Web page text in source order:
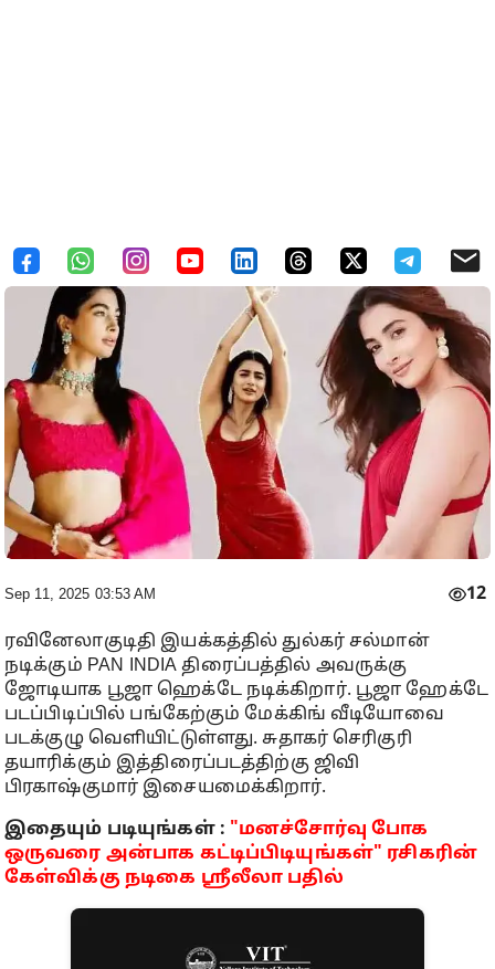
Sep 11, 2025 03:53 AM 12
ரவினேலாகுடிதி இயக்கத்தில் துல்கர் சல்மான்
நடிக்கும் PAN INDIA திரைப்பத்தில் அவருக்கு
ஜோடியாக பூஜா ஹெக்டே நடிக்கிறார். பூஜா ஹேக்டே
படப்பிடிப்பில் பங்கேற்கும் மேக்கிங் வீடியோவை
படக்குழு வெளியிட்டுள்ளது. சுதாகர் செரிகுரி
தயாரிக்கும் இத்திரைப்படத்திற்கு ஜிவி
பிரகாஷ்குமார் இசையமைக்கிறார்.
இதையும் படியுங்கள் : "மனச்சோர்வு போக
ஒருவரை அன்பாக கட்டிப்பிடியுங்கள்" ரசிகரின்
கேள்விக்கு நடிகை ஸ்ரீலீலா பதில்